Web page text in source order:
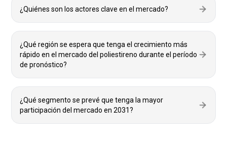
¿Quiénes son los actores clave en el mercado?
¿Qué región se espera que tenga el crecimiento más
rápido en el mercado del poliestireno durante el período
de pronóstico?
¿Qué segmento se prevé que tenga la mayor
participación del mercado en 2031?